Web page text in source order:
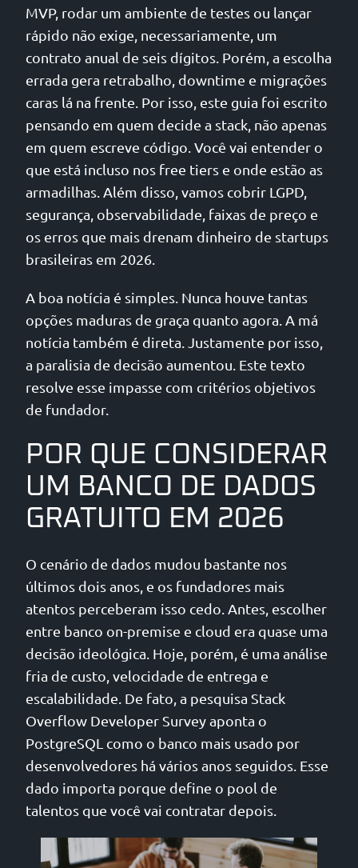
MVP, rodar um ambiente de testes ou lançar
rápido não exige, necessariamente, um
contrato anual de seis dígitos. Porém, a escolha
errada gera retrabalho, downtime e migrações
caras lá na frente. Por isso, este guia foi escrito
pensando em quem decide a stack, não apenas
em quem escreve código. Você vai entender o
que está incluso nos free tiers e onde estão as
armadilhas. Além disso, vamos cobrir LGPD,
segurança, observabilidade, faixas de preço e
os erros que mais drenam dinheiro de startups
brasileiras em 2026.
A boa notícia é simples. Nunca houve tantas
opções maduras de graça quanto agora. A má
notícia também é direta. Justamente por isso,
a paralisia de decisão aumentou. Este texto
resolve esse impasse com critérios objetivos
de fundador.
POR QUE CONSIDERAR
UM BANCO DE DADOS
GRATUITO EM 2026
O cenário de dados mudou bastante nos
últimos dois anos, e os fundadores mais
atentos perceberam isso cedo. Antes, escolher
entre banco on-premise e cloud era quase uma
decisão ideológica. Hoje, porém, é uma análise
fria de custo, velocidade de entrega e
escalabilidade. De fato, a pesquisa Stack
Overflow Developer Survey aponta o
PostgreSQL como o banco mais usado por
desenvolvedores há vários anos seguidos. Esse
dado importa porque define o pool de
talentos que você vai contratar depois.